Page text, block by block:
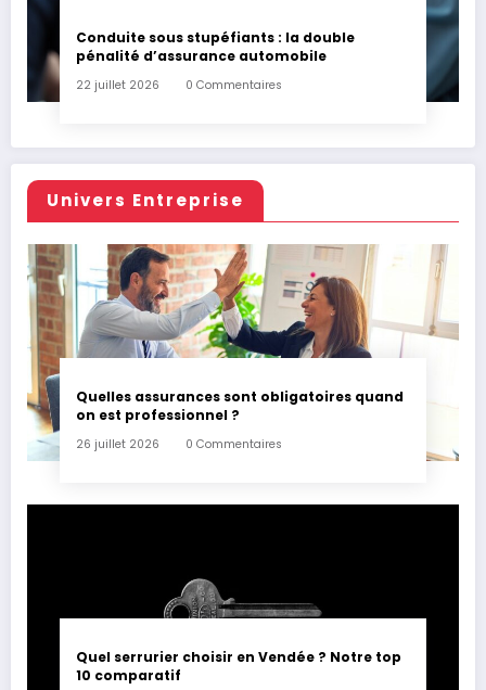
Conduite sous stupéfiants : la double
pénalité d’assurance automobile
22 juillet 2026 0 Commentaires
Univers Entreprise
Quelles assurances sont obligatoires quand
on est professionnel ?
26 juillet 2026 0 Commentaires
Quel serrurier choisir en Vendée ? Notre top
10 comparatif